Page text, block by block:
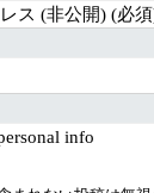
ス (非公開) (必
info